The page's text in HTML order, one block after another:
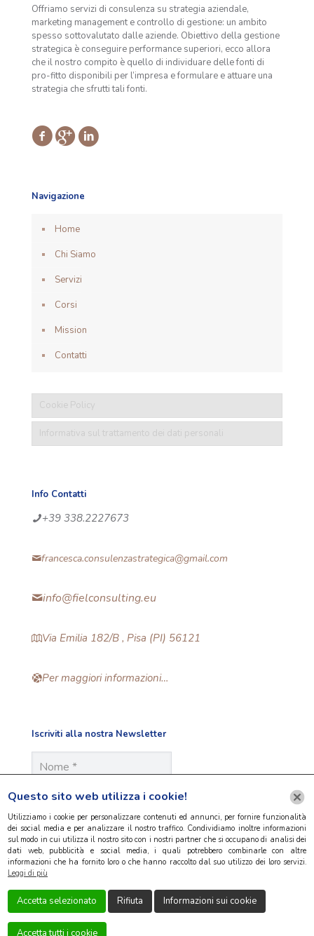
Offriamo servizi di consulenza su strategia aziendale,
marketing management e controllo di gestione: un ambito
spesso sottovalutato dalle aziende. Obiettivo della gestione
strategica è conseguire performance superiori, ecco allora
che il nostro compito è quello di individuare delle fonti di
pro-fitto disponibili per l’impresa e formulare e attuare una
strategia che sfrutti tali fonti.
Navigazione
Home
Chi Siamo
Servizi
Corsi
Mission
Contatti
Cookie Policy
Informativa sul trattamento dei dati personali
Info Contatti
+39 338.2227673
francesca.consulenzastrategica@gmail.com
info@fielconsulting.eu
Via Emilia 182/B , Pisa (PI) 56121
Per maggiori informazioni…
Iscriviti alla nostra Newsletter
Questo sito web utilizza i cookie!
Utilizziamo i cookie per personalizzare contenuti ed annunci, per fornire funzionalità
dei social media e per analizzare il nostro traffico. Condividiamo inoltre informazioni
sul modo in cui utilizza il nostro sito con i nostri partner che si occupano di analisi dei
dati web, pubblicità e social media, i quali potrebbero combinarle con altre
informazioni che ha fornito loro o che hanno raccolto dal suo utilizzo dei loro servizi.
Leggi di più
Accetta selezionato Rifiuta Informazioni sui cookie
Accetta tutti i cookie